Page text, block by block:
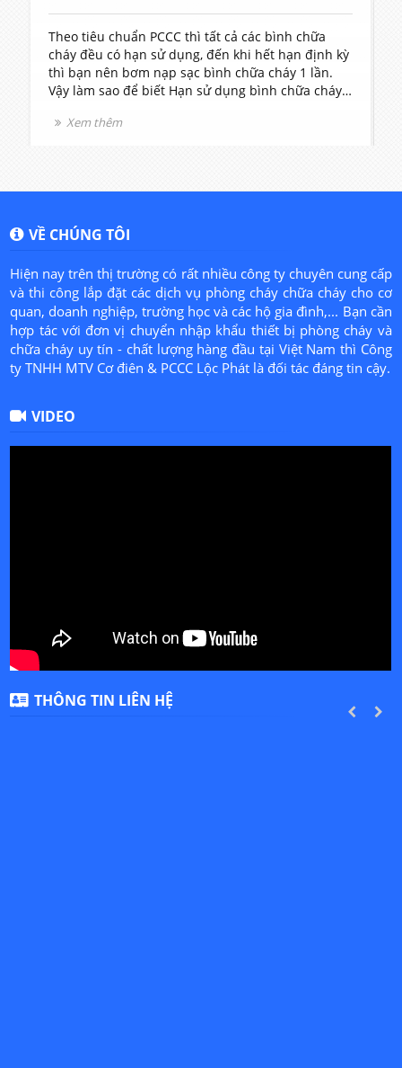
Theo tiêu chuẩn PCCC thì tất cả các bình chữa
cháy đều có hạn sử dụng, đến khi hết hạn định kỳ
thì bạn nên bơm nạp sạc bình chữa cháy 1 lần.
Vậy làm sao để biết Hạn sử dụng bình chữa cháy
viên chúng tôi tư vấn cho bạn nhé.
Xem thêm
VỀ CHÚNG TÔI
Hiện nay trên thị trường có rất nhiều công ty chuyên cung cấp
và thi công lắp đặt các dịch vụ phòng cháy chữa cháy cho cơ
quan, doanh nghiệp, trường học và các hộ gia đình,... Bạn cần
hợp tác với đơn vị chuyển nhập khẩu thiết bị phòng cháy và
chữa cháy uy tín - chất lượng hàng đầu tại Việt Nam thì Công
ty TNHH MTV Cơ điên & PCCC Lộc Phát là đối tác đáng tin cậy.
VIDEO
THÔNG TIN LIÊN HỆ
PREVIOUS
NEXT